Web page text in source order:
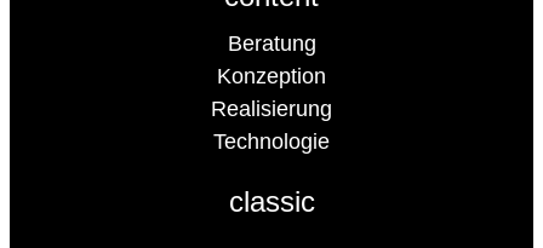
Beratung
Konzeption
Realisierung
Technologie
classic